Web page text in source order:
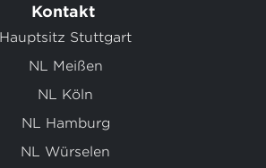
Kontakt
Hauptsitz Stuttgart
NL Meißen
NL Köln
NL Hamburg
NL Würselen